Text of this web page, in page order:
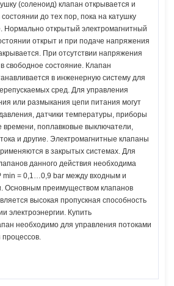
(соленоид) клапан открывается и
до тех пор, пока на катушку
Нормально открытый электромагнитный
открыт и при подаче напряжения
При отсутствии напряжения
свободное состояние. Клапан
в инженерную систему для
сред. Для управления
или размыкания цепи питания могут
датчики температуры, приборы
времени, поплавковые выключатели,
и другие. Электромагнитные клапаны
в закрытых системах. Для
данного действия необходима
min = 0,1…0,9 bar между входным и
Основным преимуществом клапанов
высокая пропускная способность
электроэнергии. Купить
необходимо для управления потоками
процессов.